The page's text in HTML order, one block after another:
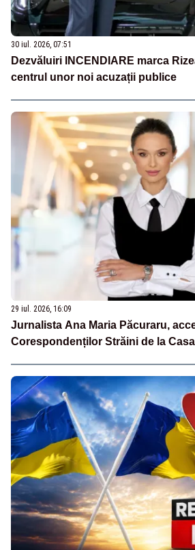
30 iul. 2026, 07:51
Dezvăluiri INCENDIARE marca
centrul unor noi acuzații publice
29 iul. 2026, 16:09
Jurnalista Ana Maria Păcuraru,
Corespondenților Străini de la